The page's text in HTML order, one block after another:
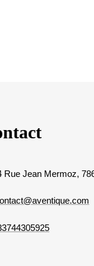
Jean Mermoz,